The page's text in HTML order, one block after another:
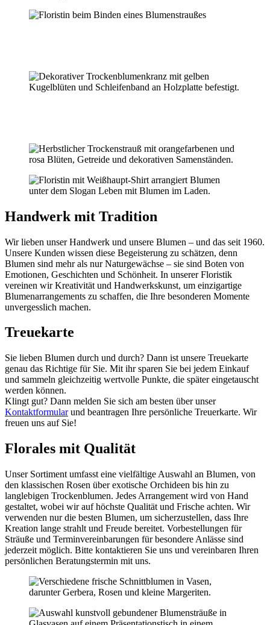
Handwerk mit Tradition
Wir lieben unser Handwerk und unsere Blumen – und das seit 1960.
Unsere Kunden wissen diese Begeisterung zu schätzen, denn
Blumen sind mehr als nur Naturgewächse – sie sind Boten von
Emotionen, Geschichten und Schönheit. In unserer Floristik
vereinen wir Kreativität und Handwerkskunst, um einzigartige
Blumenarrangements zu schaffen, die Ihre besonderen Momente
unvergesslich machen.
Treuekarte
Sie lieben Blumen durch und durch? Dann ist unsere Treuekarte
genau das Richtige für Sie. Mit ihr sparen Sie bei jedem Einkauf
und sammeln gleichzeitig wertvolle Punkte, die später eingetauscht
werden können.
Klingt gut? Dann melden Sie sich am besten über unser
Kontaktformularund beantragen Ihre persönliche Treuerkarte. Wir
freuen uns auf Sie!
Florales mit Qualität
Unser Sortiment umfasst eine vielfältige Auswahl an Blumen, von
den klassischen Rosen über exotische Orchideen bis hin zu
langlebigen Trockenblumen. Jedes Arrangement wird von Hand
gestaltet, wobei wir auf höchste Qualität und Frische achten. Wir
verwenden nur die besten Blumen, um sicherzustellen, dass Ihre
Kreation lange strahlt und Freude bereitet. Vorbestellungen für
Sträuße und Terminvereinbarungen für besondere Anlässe sind
jederzeit möglich. Bitte kontaktieren Sie uns und vereinbaren Ihren
persönlichen Beratungstermin mit uns.